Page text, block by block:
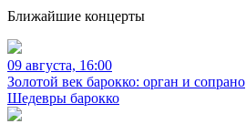
Ближайшие концерты
09 августа, 16:00
Золотой век барокко: орган и сопрано
Шедевры барокко